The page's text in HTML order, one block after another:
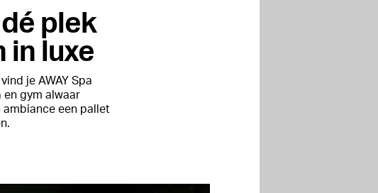
dé plek
in luxe
je AWAY Spa
en gym alwaar
een pallet